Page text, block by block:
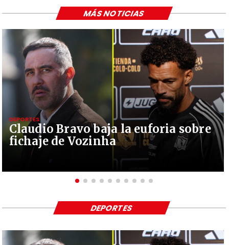
Claudio Bravo baja la euforia sobre
fichaje de Vozinha
DEPORTES
MÁS NOTICIAS
DEPORTES